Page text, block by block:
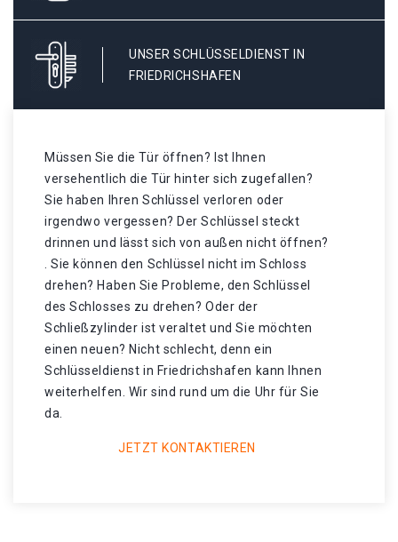
UNSER SCHLÜSSELDIENST IN
FRIEDRICHSHAFEN
Müssen Sie die Tür öffnen? Ist Ihnen
versehentlich die Tür hinter sich zugefallen?
Sie haben Ihren Schlüssel verloren oder
irgendwo vergessen? Der Schlüssel steckt
drinnen und lässt sich von außen nicht öffnen?
. Sie können den Schlüssel nicht im Schloss
drehen? Haben Sie Probleme, den Schlüssel
des Schlosses zu drehen? Oder der
Schließzylinder ist veraltet und Sie möchten
einen neuen? Nicht schlecht, denn ein
Schlüsseldienst in Friedrichshafen kann Ihnen
weiterhelfen. Wir sind rund um die Uhr für Sie
da.
JETZT KONTAKTIEREN